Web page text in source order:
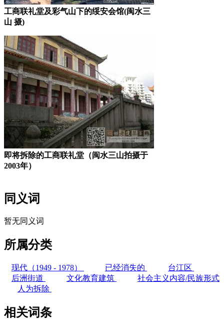
工商联礼堂及彩气山下的绥安会馆(闽水三
山 摄)
即将拆除的工商联礼堂（闽水三山拍摄于
2003年）
同义词
暂无同义词
所属分类
现代（1949 - 1978） 已经消失的
台江区
后洲街道
文化教育建筑
社会主义内容/民族形式
人为拆除
相关词条